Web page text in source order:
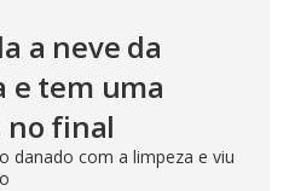
a neve da
e tem uma
no final
danado com a limpeza e viu